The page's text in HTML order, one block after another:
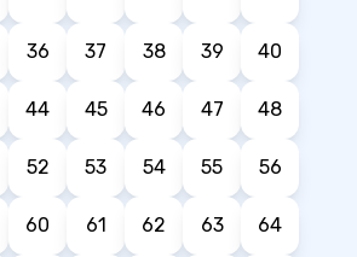
36 37 38 39 40
44 45 46 47 48
52 53 54 55 56
60 61 62 63 64